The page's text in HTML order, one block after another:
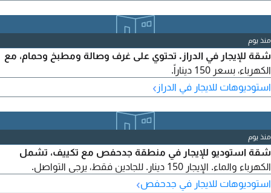
منذ يوم
شقة للإيجار في الدراز. تحتوي على غرف وصالة ومطبخ وحمام، مع
الكهرباء، بسعر 150 ديناراً.
استوديوهات للايجار في الدراز ›
منذ يوم
شقة استوديو للإيجار في منطقة جدحفص مع تكييف، تشمل
الكهرباء والماء. الإيجار 150 دينار. للجادين فقط، يرجى التواصل.
استوديوهات للايجار في جدحفص›